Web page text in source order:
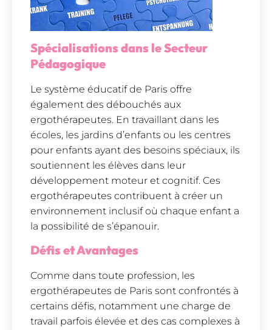
Spécialisations dans le Secteur
Pédagogique
Le système éducatif de Paris offre
également des débouchés aux
ergothérapeutes. En travaillant dans les
écoles, les jardins d’enfants ou les centres
pour enfants ayant des besoins spéciaux, ils
soutiennent les élèves dans leur
développement moteur et cognitif. Ces
ergothérapeutes contribuent à créer un
environnement inclusif où chaque enfant a
la possibilité de s’épanouir.
Défis et Avantages
Comme dans toute profession, les
ergothérapeutes de Paris sont confrontés à
certains défis, notamment une charge de
travail parfois élevée et des cas complexes à